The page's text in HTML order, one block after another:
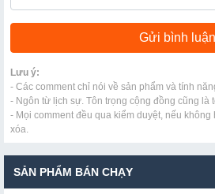
Lưu ý:
- Các comment chỉ nói về sản phẩm và tính
- Ngôn từ lịch sự. Tôn trọng cộng đồng cũng là
- Mọi comment đều qua kiểm duyệt, nếu
xóa.
SẢN PHẨM BÁN CHẠY